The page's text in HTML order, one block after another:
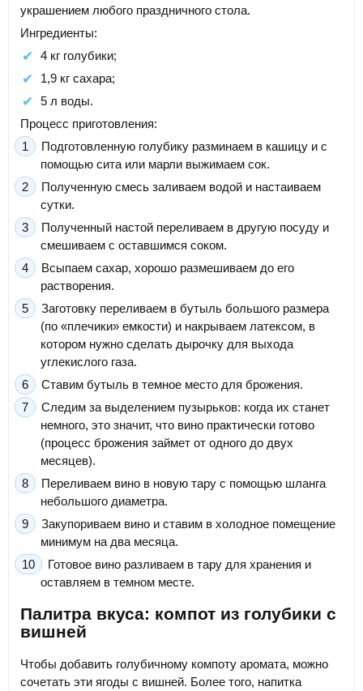
украшением любого праздничного стола.
Ингредиенты:
4 кг голубики;
1,9 кг сахара;
5 л воды.
Процесс приготовления:
Подготовленную голубику разминаем в кашицу и с
помощью сита или марли выжимаем сок.
Полученную смесь заливаем водой и настаиваем
сутки.
Полученный настой переливаем в другую посуду и
смешиваем с оставшимся соком.
Всыпаем сахар, хорошо размешиваем до его
растворения.
Заготовку переливаем в бутыль большого размера
(по «плечики» емкости) и накрываем латексом, в
котором нужно сделать дырочку для выхода
углекислого газа.
Ставим бутыль в темное место для брожения.
Следим за выделением пузырьков: когда их станет
немного, это значит, что вино практически готово
(процесс брожения займет от одного до двух
месяцев).
Переливаем вино в новую тару с помощью шланга
небольшого диаметра.
Закупориваем вино и ставим в холодное помещение
минимум на два месяца.
Готовое вино разливаем в тару для хранения и
оставляем в темном месте.
Палитра вкуса: компот из голубики с
вишней
Чтобы добавить голубичному компоту аромата, можно
сочетать эти ягоды с вишней. Более того, напитка